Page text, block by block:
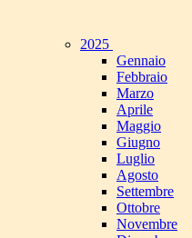
2025
Gennaio
Febbraio
Marzo
Aprile
Maggio
Giugno
Luglio
Agosto
Settembre
Ottobre
Novembre